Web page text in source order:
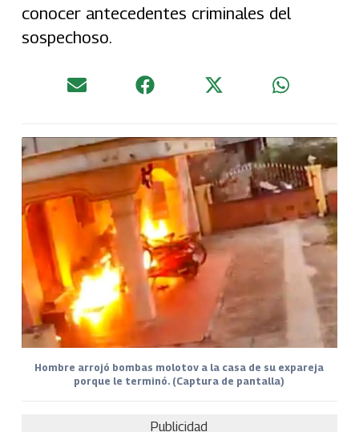
conocer antecedentes criminales del
sospechoso.
Hombre arrojó bombas molotov a la casa de su expareja
porque le terminó. (Captura de pantalla)
Publicidad